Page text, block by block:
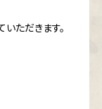
ただきます。